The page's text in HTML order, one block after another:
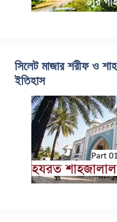
সিলেট মাজার শরীফ ও
ইতিহাস